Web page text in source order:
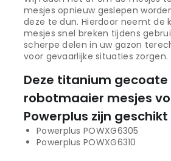
mesjes opnieuw geslepen
deze te dun. Hierdoor neemt de
mesjes snel breken tijdens
scherpe delen in uw gazon
voor gevaarlijke situaties zorgen.
Deze titanium gecoate
robotmaaier mesjes
Powerplus zijn geschikt
Powerplus POWXG6305
Powerplus POWXG6310